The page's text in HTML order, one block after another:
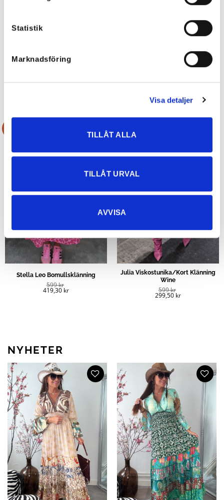
Statistik
Marknadsföring
Visa detaljer
TILLÅT ALLA
TILLÅT URVAL
AVVISA
799kr
Stella Leo Bomullsklänning
599kr
419,30 kr
Julia Viskostunika/Kort Klänning
Wine
599kr
299,50 kr
NYHETER